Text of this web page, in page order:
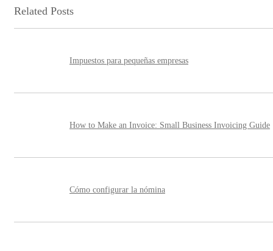
Related Posts
Impuestos para pequeñas empresas
How to Make an Invoice: Small Business Invoicing Guide
Cómo configurar la nómina